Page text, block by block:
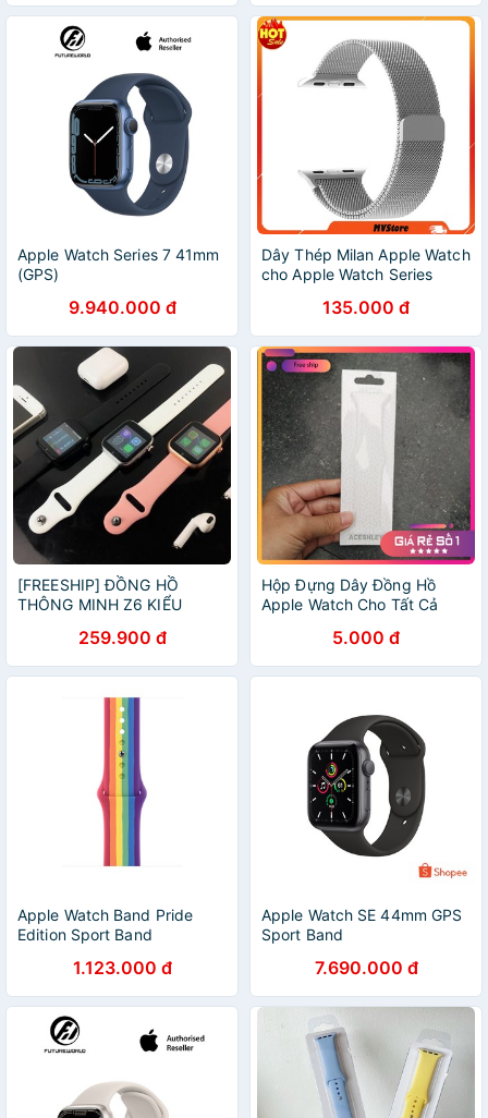
Apple Watch Series 7 41mm
(GPS)
9.940.000 đ
Dây Thép Milan Apple Watch
cho Apple Watch Series
42/44mm135.000 đ
[FREESHIP] ĐỒNG HỒ
THÔNG MINH Z6 KIỂU
CẤP [HCM]259.900 đ
Hộp Đựng Dây Đồng Hồ
Apple Watch Cho Tất Cả
5.000 đ
Apple Watch Band Pride
Edition Sport Band
1.123.000 đ
Apple Watch SE 44mm GPS
Sport Band
7.690.000 đ